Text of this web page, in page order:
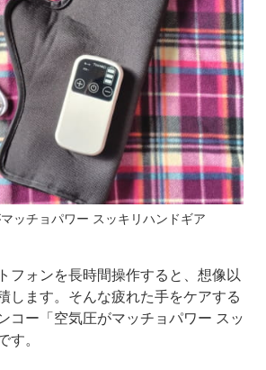
ッチョパワー スッキリハンドギア
フォンを長時間操作すると、想像以
します。そんな疲れた手をケアする
コー「空気圧がマッチョパワー スッ
す。